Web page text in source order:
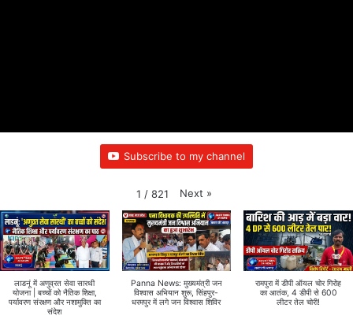
Subscribe to my channel
1 / 821 Next »
लाडनूं में अणुव्रत सेवा सारथी
योजना | बच्चों को नैतिक शिक्षा,
पर्यावरण संरक्षण और नशामुक्ति का
संदेश
Panna News: मुख्यमंत्री जन
विश्वास अभियान शुरू, सिंहपुर-
धरमपुर में लगे जन विश्वास शिविर
रामपुरा में डीपी ऑयल चोर गिरोह
का आतंक, 4 डीपी से 600
लीटर तेल चोरी!